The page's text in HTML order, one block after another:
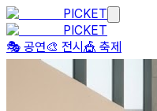
PICKET
PICKET
🎭 공연🎨 전시 🎪 축제